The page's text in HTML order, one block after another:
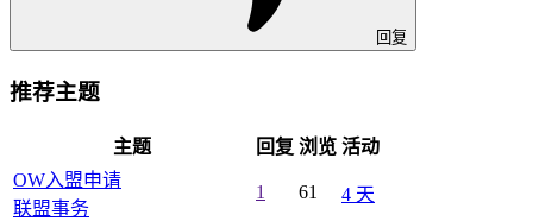
回复
推荐主题
主题 回复 浏览 活动
OW入盟申请
联盟事务
1 61 4 天